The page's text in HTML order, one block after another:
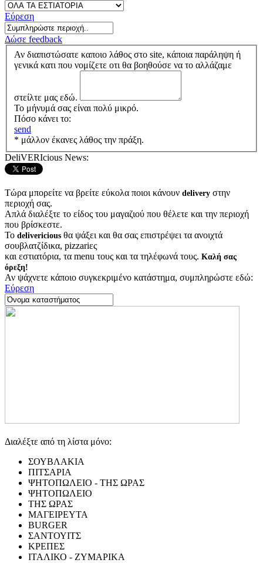
Εύρεση
Δώσε feedback
Αν διαπιστώσατε καποιο λάθος στο site, κάποια παράληψη ή
γενικά κατι που νομίζετε οτι θα βοηθούσε να το αλλάζαμε
στείλτε μας εδώ.
Το μήνυμά σας είναι πολύ μικρό.
Πόσο κάνει το:
send
* μάλλον έκανες λάθος την πράξη.
DeliVERIcious News:
Τώρα μπορείτε να βρείτε εύκολα ποιοι κάνουν delivery στην
περιοχή σας.
Απλά διαλέξτε το είδος του μαγαζιού που θέλετε και την περιοχή
που βρίσκεστε.
Το delivericious θα ψάξει και θα σας επιστρέψει τα ανοιχτά
σουβλατζίδικα, pizzariες
και εστιατόρια, τα menu τους και τα τηλέφωνά τους. Καλή σας
όρεξη!
Αν ψάχνετε κάποιο συγκεκριμένο κατάστημα, συμπληρώστε εδώ:
Εύρεση
Διαλέξτε από τη λίστα μόνο:
ΣΟΥΒΛΑΚΙΑ
ΠΙΤΣΑΡΙΑ
ΨΗΤΟΠΩΛΕΙΟ - ΤΗΣ ΩΡΑΣ
ΨΗΤΟΠΩΛΕΙΟ
ΤΗΣ ΩΡΑΣ
ΜΑΓΕΙΡΕΥΤΑ
BURGER
ΣΑΝΤΟΥΙΤΣ
ΚΡΕΠΕΣ
ΙΤΑΛΙΚΟ - ΖΥΜΑΡΙΚΑ